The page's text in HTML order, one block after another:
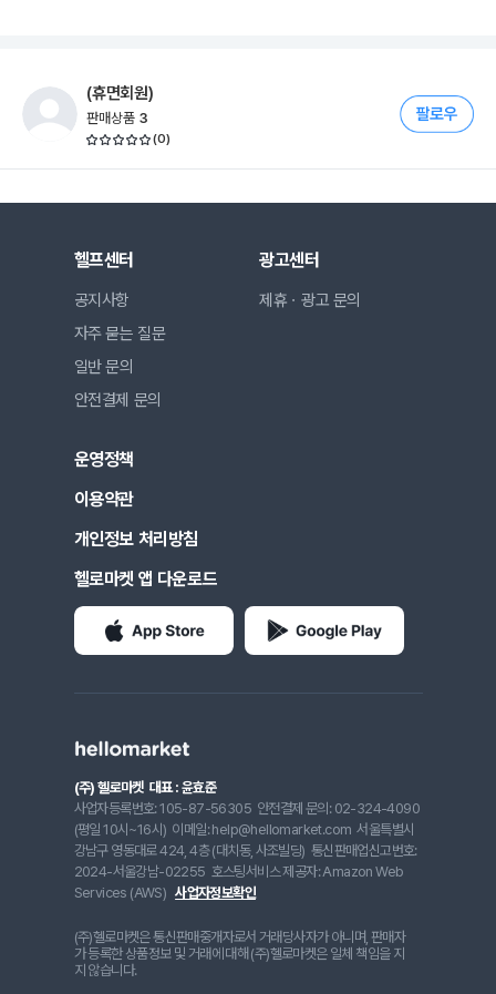
(휴면회원)
판매상품 3
(0)
헬프센터
공지사항
자주 묻는 질문
일반 문의
안전결제 문의
광고센터
제휴ㆍ광고 문의
운영정책
이용약관
개인정보 처리방침
헬로마켓 앱 다운로드
(주) 헬로마켓 대표 : 윤효준
사업자등록번호: 105-87-56305 안전결제 문의: 02-324-4090
(평일 10시~16시) 이메일: help@hellomarket.com 서울특별시
강남구 영동대로 424, 4층 (대치동, 사조빌딩) 통신판매업신고번호:
2024-서울강남-02255 호스팅서비스 제공자: Amazon Web
Services (AWS) 사업자정보확인
(주)헬로마켓은 통신판매중개자로서 거래당사자가 아니며, 판매자
가 등록한 상품정보 및 거래에 대해 (주)헬로마켓은 일체 책임을 지
지 않습니다.